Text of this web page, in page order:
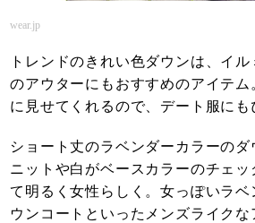
wear.jp
トレンドのきれい色ダウンは、イル
のアウターにもおすすめのアイテム
に見せてくれるので、デート服にも
ショート丈のラベンダーカラーの
ニットや白がベースカラーのチェ
て明るく女性らしく。女っぽいラ
ウンコートといったメンズライクな